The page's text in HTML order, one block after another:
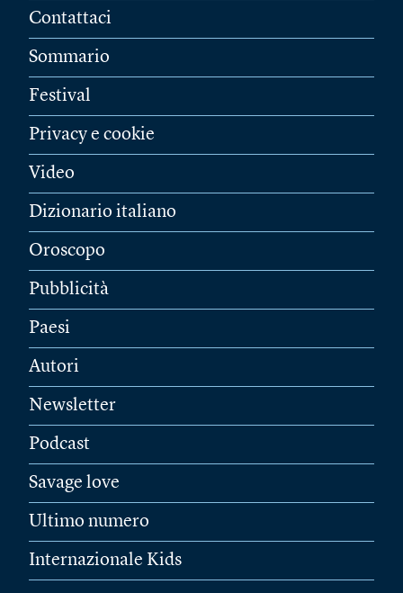
Contattaci
Sommario
Festival
Privacy e cookie
Video
Dizionario italiano
Oroscopo
Pubblicità
Paesi
Autori
Newsletter
Podcast
Savage love
Ultimo numero
Internazionale Kids